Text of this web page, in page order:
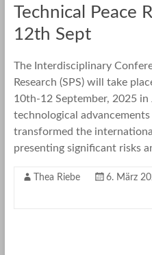
Technical Peace
12th Sept
The Interdisciplinary
Research (SPS) will take
10th-12 September, 2025
technological
transformed the
presenting significant risks
Thea Riebe 6. März